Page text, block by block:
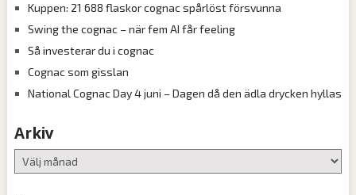
Kuppen: 21 688 flaskor cognac spårlöst försvunna
Swing the cognac – när fem AI får feeling
Så investerar du i cognac
Cognac som gisslan
National Cognac Day 4 juni – Dagen då den ädla drycken hyllas
Arkiv
Arkiv